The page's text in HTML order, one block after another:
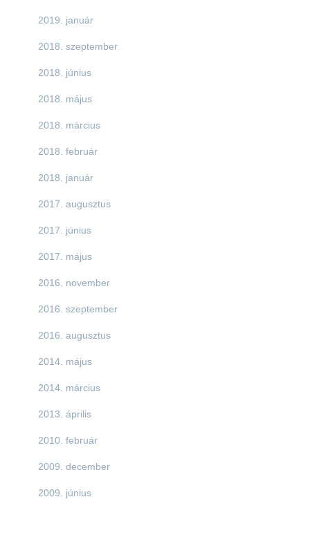
2019. január
2018. szeptember
2018. június
2018. május
2018. március
2018. február
2018. január
2017. augusztus
2017. június
2017. május
2016. november
2016. szeptember
2016. augusztus
2014. május
2014. március
2013. április
2010. február
2009. december
2009. június